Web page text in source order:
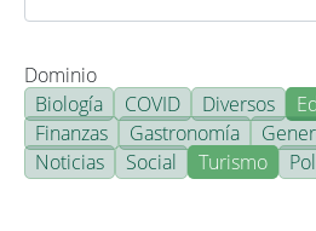
Dominio
Biología
COVID Diversos
Finanzas
Gastronomía
Noticias
Social Turismo